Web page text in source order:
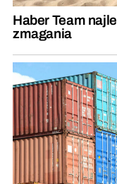
Haber Team
zmagania